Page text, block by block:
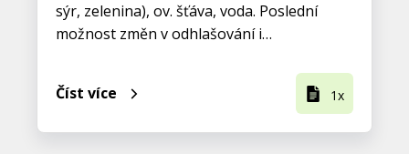
sýr, zelenina), ov. šťáva, voda. Poslední
možnost změn v odhlašování i…
Číst více 1x